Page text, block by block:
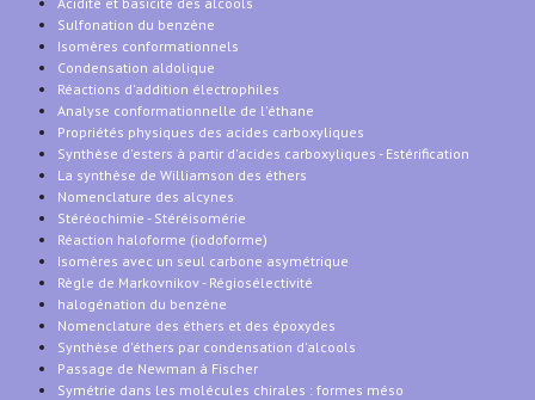
Sulfonation du benzène
Isomères conformationnels
Condensation aldolique
Réactions d'addition électrophiles
Analyse conformationnelle de l'éthane
Propriétés physiques des acides carboxyliques
Synthèse d'esters à partir d'acides carboxyliques - Estérification
La synthèse de Williamson des éthers
Nomenclature des alcynes
Stéréochimie - Stéréisomérie
Réaction haloforme (iodoforme)
Isomères avec un seul carbone asymétrique
Règle de Markovnikov - Régiosélectivité
halogénation du benzène
Nomenclature des éthers et des époxydes
Synthèse d'éthers par condensation d'alcools
Passage de Newman à Fischer
Symétrie dans les molécules chirales : formes méso